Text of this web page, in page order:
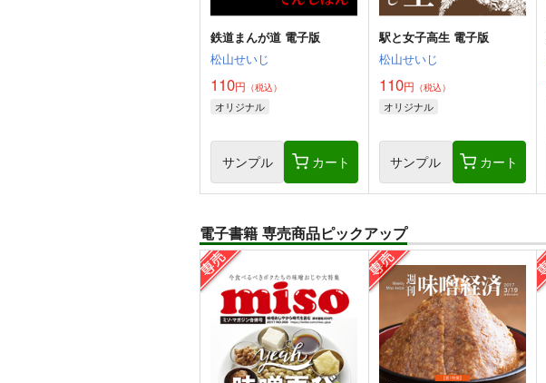
鉄道まんが道 電子版
松山せいじ
110円 （税込）
オリジナル
サンプル カート
駅と女子高生 電子版
松山せいじ
110円 （税込）
オリジナル
サンプル カート
電子書籍 専売商品ピックアップ